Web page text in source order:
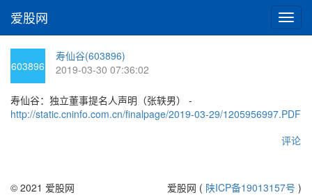
切
换
爱股网
603896
寿仙谷(603896)
2019-03-30 07:36:02
寿仙谷：独立董事提名人声明（张轶男） -
http://static.cninfo.com.cn/finalpage/2019-03-29/1205956997.PDF
评论
© 2021 爱股网 爱股网 ( 陕ICP备19013157号 )